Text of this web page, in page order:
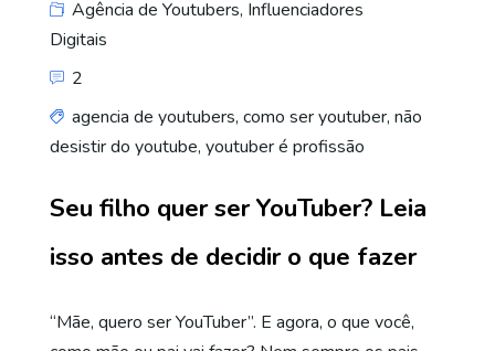
Agência de Youtubers, Influenciadores
Digitais
2
agencia de youtubers, como ser youtuber, não
desistir do youtube, youtuber é profissão
Seu filho quer ser YouTuber? Leia
isso antes de decidir o que fazer
“Mãe, quero ser YouTuber”. E agora, o que você,